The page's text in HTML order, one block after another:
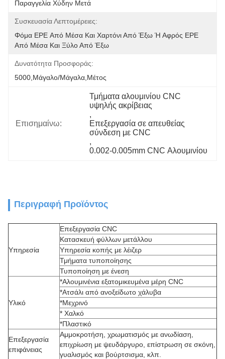
Παραγγελία Χύδην Μετά
Συσκευασία Λεπτομέρειες:
Φόμα EPE Από Μέσα Και Χαρτόνι Από Έξω Ή Αφρός EPE
Από Μέσα Και Ξύλο Από Έξω
Δυνατότητα Προσφοράς:
5000,Μάγαλο/Μάγαλα,Μέτος
Επισημαίνω:
Τμήματα αλουμινίου CNC
υψηλής ακρίβειας
,
Επεξεργασία σε απευθείας
σύνδεση με CNC
,
0.002-0.005mm CNC Αλουμινίου
Περιγραφή Προϊόντος
Υπηρεσία
Επεξεργασία CNC
Κατασκευή φύλλων μετάλλου
Υπηρεσία κοπής με λέιζερ
Τμήματα τυποποίησης
Τυποποίηση με ένεση
Υλικό
*Αλουμινένια εξατομικευμένα μέρη CNC
*Ατσάλι από ανοξείδωτο χάλυβα
*Μεχρινό
* Χαλκό
*Πλαστικό
Επεξεργασία
επιφάνειας
Αμμοκροτήση, χρωματισμός με ανωδίαση,
επιχρίωση με ψευδάργυρο, επίστρωση σε σκόνη,
γυαλισμός και βούρτσισμα, κλπ.